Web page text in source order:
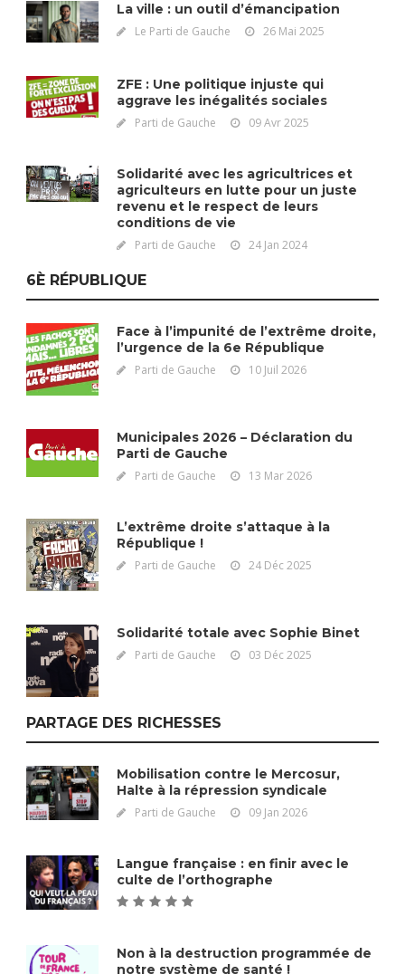
La ville : un outil d’émancipation
Le Parti de Gauche 26 Mai 2025
ZFE : Une politique injuste qui
aggrave les inégalités sociales
Parti de Gauche 09 Avr 2025
Solidarité avec les agricultrices et
agriculteurs en lutte pour un juste
revenu et le respect de leurs
conditions de vie
Parti de Gauche 24 Jan 2024
6È RÉPUBLIQUE
Face à l’impunité de l’extrême droite,
l’urgence de la 6e République
Parti de Gauche 10 Juil 2026
Municipales 2026 – Déclaration du
Parti de Gauche
Parti de Gauche 13 Mar 2026
L’extrême droite s’attaque à la
République !
Parti de Gauche 24 Déc 2025
Solidarité totale avec Sophie Binet
Parti de Gauche 03 Déc 2025
PARTAGE DES RICHESSES
Mobilisation contre le Mercosur,
Halte à la répression syndicale
Parti de Gauche 09 Jan 2026
Langue française : en finir avec le
culte de l’orthographe
Non à la destruction programmée de
notre système de santé !